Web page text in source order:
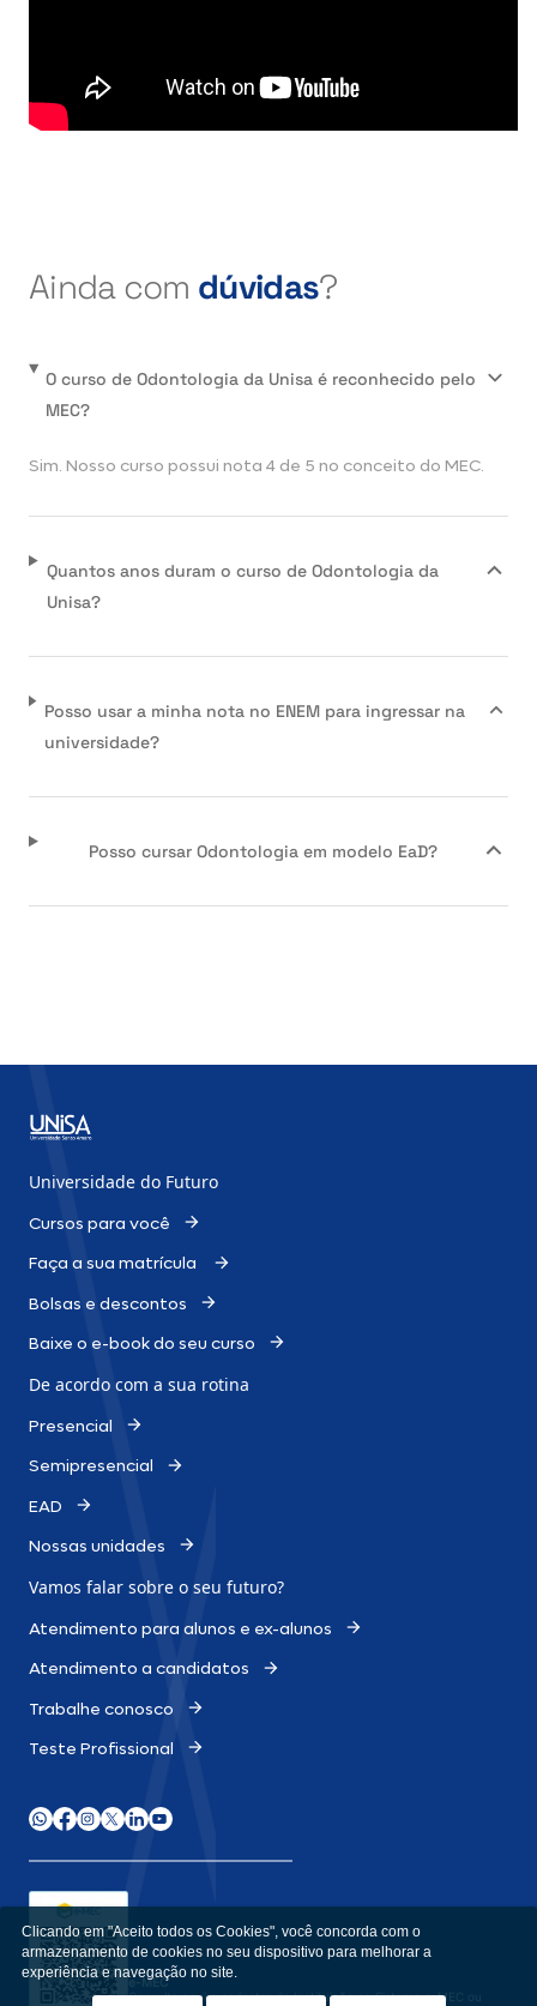
Ainda com dúvidas?
O curso de Odontologia da Unisa é reconhecido pelo
MEC?
Sim. Nosso curso possui nota 4 de 5 no conceito do MEC.
Quantos anos duram o curso de Odontologia da
Unisa?
Posso usar a minha nota no ENEM para ingressar na
universidade?
Posso cursar Odontologia em modelo EaD?
Universidade do Futuro
Cursos para você
Faça a sua matrícula
Bolsas e descontos
Baixe o e-book do seu curso
De acordo com a sua rotina
Presencial
Semipresencial
EAD
Nossas unidades
Vamos falar sobre o seu futuro?
Atendimento para alunos e ex-alunos
Atendimento a candidatos
Trabalhe conosco
Teste Profissional
e-MEC
Consulte aqui o cadastro da Instituição no Sistema e-MEC ou
Clicando em "Aceito todos os Cookies", você concorda com o
armazenamento de cookies no seu dispositivo para melhorar a
experiência e navegação no site.